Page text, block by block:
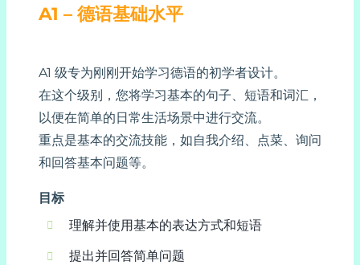
A1 – 德语基础水平
A1 级专为刚刚开始学习德语的初学者设计。
在这个级别，您将学习基本的句子、短语和词汇，
以便在简单的日常生活场景中进行交流。
重点是基本的交流技能，如自我介绍、点菜、询问
和回答基本问题等。
目标
理解并使用基本的表达方式和短语
提出并回答简单问题